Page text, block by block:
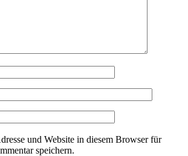
und Website in diesem Browser für
speichern.